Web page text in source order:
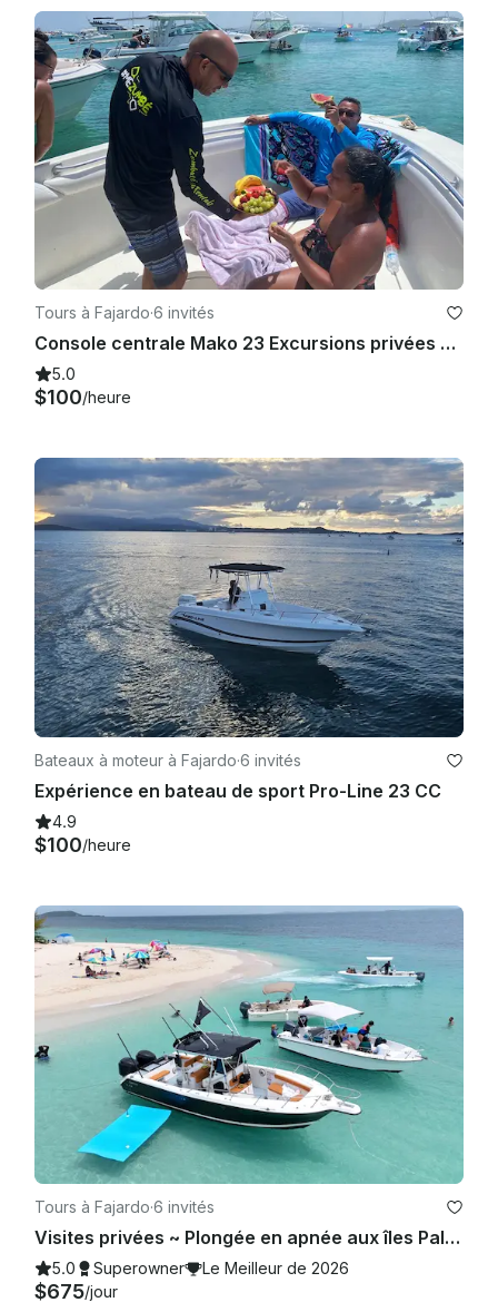
Tours à Fajardo·6 invités
Console centrale Mako 23 Excursions privées en bateau et plongée avec tuba à Fajardo
5.0
$100/heure
Bateaux à moteur à Fajardo·6 invités
Expérience en bateau de sport Pro-Line 23 CC
4.9
$100/heure
Tours à Fajardo·6 invités
Visites privées ~ Plongée en apnée aux îles Palomino et Icacos - Pursuit 28'
5.0 Superowner Le Meilleur de 2026
$675/jour